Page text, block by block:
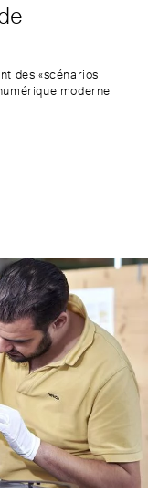
des «scénarios
moderne